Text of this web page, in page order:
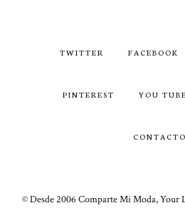
TWITTER FACEBOOK
PINTEREST YOU TUBE
CONTACTO
© Desde 2006 Comparte Mi Moda, Your